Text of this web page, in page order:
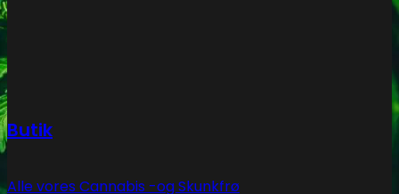
Butik
Alle vores Cannabis -og Skunkfrø